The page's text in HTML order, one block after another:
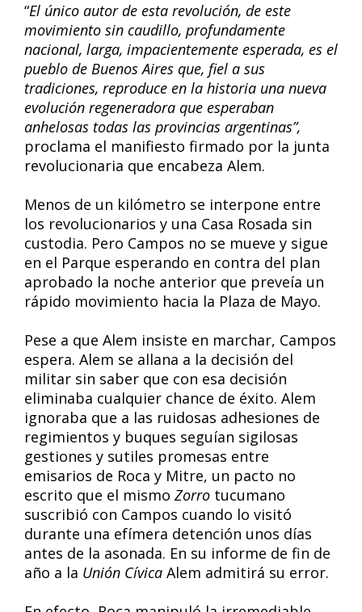
“El único autor de esta revolución, de este
movimiento sin caudillo, profundamente
nacional, larga, impacientemente esperada, es el
pueblo de Buenos Aires que, fiel a sus
tradiciones, reproduce en la historia una nueva
evolución regeneradora que esperaban
anhelosas todas las provincias argentinas”,
proclama el manifiesto firmado por la junta
revolucionaria que encabeza Alem.
Menos de un kilómetro se interpone entre
los revolucionarios y una Casa Rosada sin
custodia. Pero Campos no se mueve y sigue
en el Parque esperando en contra del plan
aprobado la noche anterior que preveía un
rápido movimiento hacia la Plaza de Mayo.
Pese a que Alem insiste en marchar, Campos
espera. Alem se allana a la decisión del
militar sin saber que con esa decisión
eliminaba cualquier chance de éxito. Alem
ignoraba que a las ruidosas adhesiones de
regimientos y buques seguían sigilosas
gestiones y sutiles promesas entre
emisarios de Roca y Mitre, un pacto no
escrito que el mismo Zorro tucumano
suscribió con Campos cuando lo visitó
durante una efímera detención unos días
antes de la asonada. En su informe de fin de
año a la Unión Cívica Alem admitirá su error.